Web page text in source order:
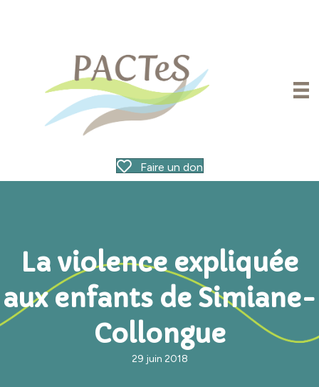
Faire un don
La violence expliquée
aux enfants de Simiane-
Collongue
29 juin 2018